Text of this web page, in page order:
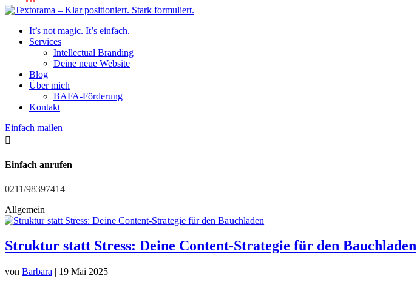
It’s not magic. It’s einfach.
Services
Intellectual Branding
Deine neue Website
Blog
Über mich
BAFA-Förderung
Kontakt
Einfach mailen

Einfach anrufen
0211/98397414
Allgemein
Struktur statt Stress: Deine Content-Strategie für den Bauchladen
von Barbara | 19 Mai 2025